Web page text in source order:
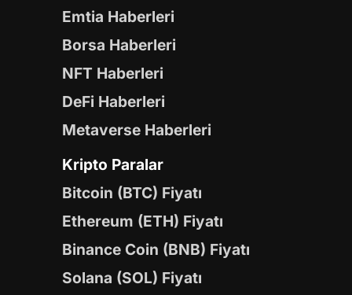
Emtia Haberleri
Borsa Haberleri
NFT Haberleri
DeFi Haberleri
Metaverse Haberleri
Kripto Paralar
Bitcoin (BTC) Fiyatı
Ethereum (ETH) Fiyatı
Binance Coin (BNB) Fiyatı
Solana (SOL) Fiyatı